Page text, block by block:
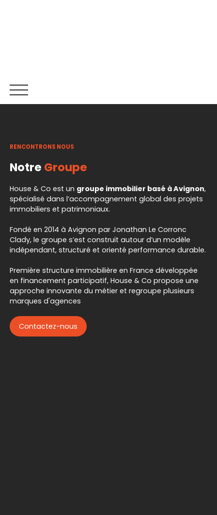
ACCUEIL ACHETER
RENCONTRONS NOUS
Notre Groupe
House & Co est un groupe immobilier basé à Avignon,
spécialisé dans l’accompagnement global des projets
immobiliers et patrimoniaux.
Fondé en 2014 à Avignon par Jonathan Le Corronc
Clady, le groupe s’est construit autour d’un modèle
indépendant, structuré et orienté performance durable.
Première structure immobilière en France développée
en financement participatif, House & Co propose une
approche innovante du métier et regroupe plusieurs
marques d'agences
Contactez-nous